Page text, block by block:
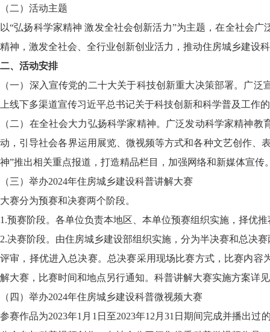
（二）活动主题
以“弘扬科学家精神 激发全社会创新活力”为主题，在全社会
精神，激发全社会、全行业创新创业活力，推动住房城乡建设
二、活动安排
（一）深入宣传党的二十大关于科技创新重大决策部署。广
上线下多渠道宣传习近平总书记关于科技创新和科学普及工作
（二）在全社会大力弘扬科学家精神。广泛发动科学家精神
动，引导社会各界运用展览、微视频等方式和各种文艺创作、
神”推出相关重点报道，打造精品栏目，加强网络和新媒体宣传
（三）举办2024年住房城乡建设科普讲解大赛
大赛分为预赛和决赛两个阶段。
1.预赛阶段。各单位负责本地区、本单位预赛组织实施，择优
2.决赛阶段。由住房城乡建设部组织实施，分为半决赛和总决
评审，择优进入总决赛。总决赛采用现场比赛方式，比赛内
解大赛，比赛时间和地点另行通知。科普讲解大赛实施方案详
（四）举办2024年住房城乡建设科普微视频大赛
参赛作品为2023年1月1日至2023年12月31日期间完成并播出